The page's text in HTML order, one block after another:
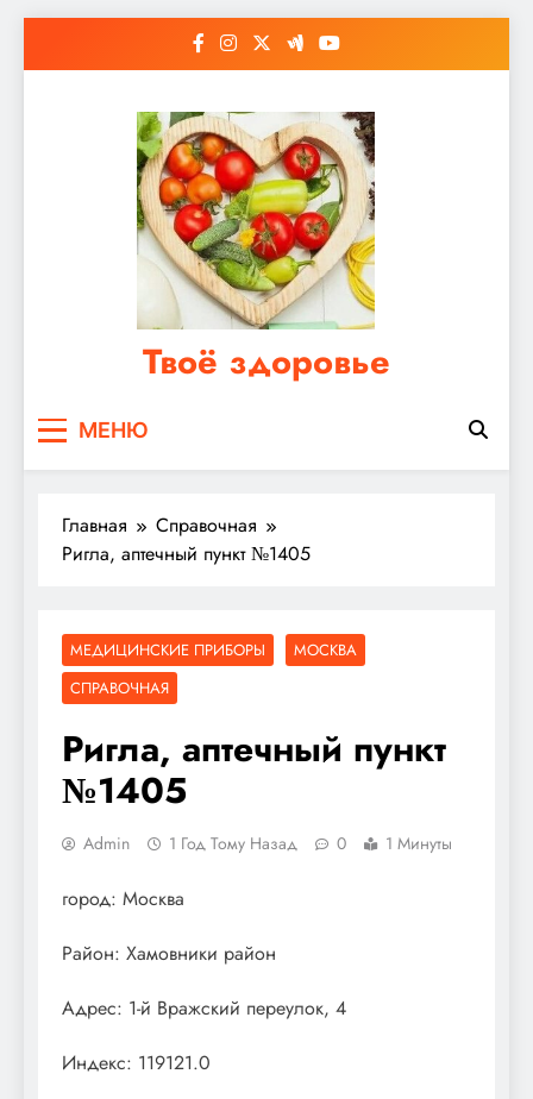
Твоё здоровье
мужском здоровье
МЕНЮ
Главная
Справочная
Ригла, аптечный пункт №1405
МЕДИЦИНСКИЕ ПРИБОРЫ
МОСКВА
СПРАВОЧНАЯ
Ригла, аптечный пункт
№1405
Admin 1 Год Тому Назад 0 1 Минуты
город: Москва
Район: Хамовники район
Адрес: 1-й Вражский переулок, 4
Индекс: 119121.0